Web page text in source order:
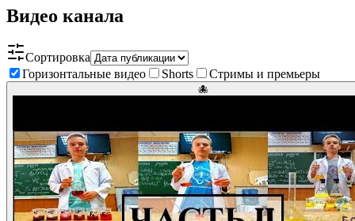
Видео канала
Сортировка
Горизонтальные видео
Shorts Стримы и премьеры
🐙